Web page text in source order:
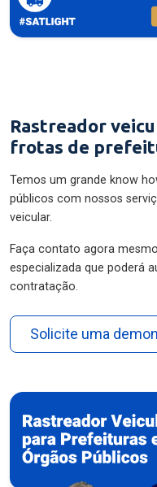
Rastreador
frotas de
Temos um grande know
públicos com nossos
veicular.
Faça contato agora
especializada que poderá
contratação.
Solicite uma